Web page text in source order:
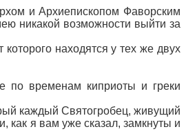
и Архиепископом Фаворским
никакой возможности выйти за
находятся у тех же двух
по временам киприоты и греки
каждый Святогробец, живущий
как я вам уже сказал, замкнуты и